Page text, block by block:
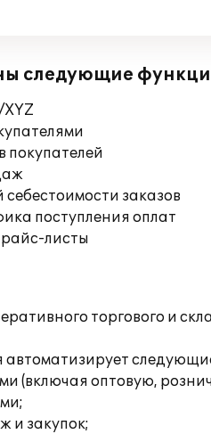
следующие
покупателей
заказов
поступления оплат
листы
торгового и
(включая оптовую,
и закупок;